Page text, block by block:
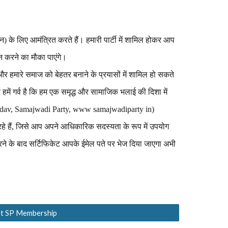
के लिए आमंत्रित करते हैं। हमारी पार्टी में शामिल होकर आप
करने का मौका पाएंगे।
हमारे समाज को बेहतर बनाने के प्रयासों में शामिल हो सकते
गर्व है कि हम एक समृद्ध और सामाजिक भलाई की दिशा में
Samajwadi Party, www samajwadiparty in)
हैं, जिसे आप अपने आधिकारिक सदस्यता के रूप में उपयोग
बाद सर्टिफिकेट आपके ईमेल पते पर भेज दिया जाएगा अभी
SP Membership